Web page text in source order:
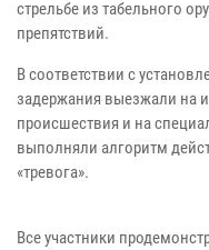
стрельбе из табельного
препятствий.
В соответствии с
задержания выезжали на
происшествия и на
выполняли алгоритм
«тревога».
Все участники